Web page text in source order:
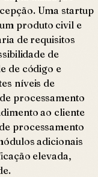
Uma startup
produto civil e
de requisitos
de
de código e
níveis de
processamento
ao cliente
processamento
adicionais
elevada,